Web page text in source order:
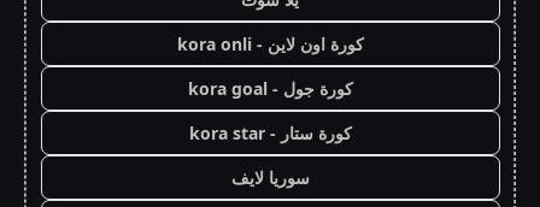
كورة اون لاين - kora onli
كورة جول - kora goal
كورة ستار - kora star
سوريا لايف